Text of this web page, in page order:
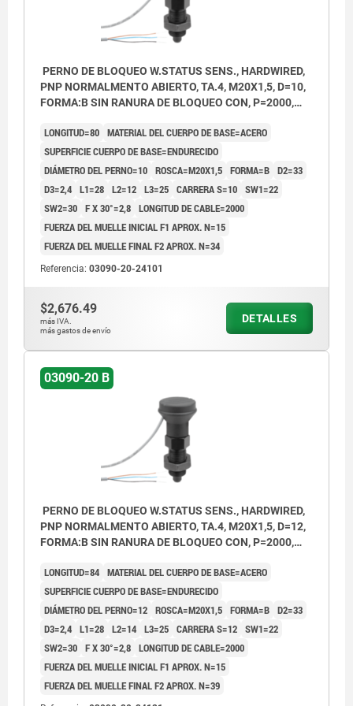
PERNO DE BLOQUEO W.STATUS SENS., HARDWIRED,
PNP NORMALMENTO ABIERTO, TA.4, M20X1,5, D=10,
FORMA:B SIN RANURA DE BLOQUEO CON, P=2000,
ANTRACITA RAL7021
LONGITUD=80 MATERIAL DEL CUERPO DE BASE=ACERO
SUPERFICIE CUERPO DE BASE=ENDURECIDO
DIÁMETRO DEL PERNO=10 ROSCA=M20X1,5 FORMA=B D2=33
D3=2,4 L1=28 L2=12 L3=25 CARRERA S=10 SW1=22
SW2=30 F X 30°=2,8 LONGITUD DE CABLE=2000
FUERZA DEL MUELLE INICIAL F1 APROX. N=15
FUERZA DEL MUELLE FINAL F2 APROX. N=34
Referencia: 03090-20-24101
$2,676.49
más IVA.
más gastos de envío
DETALLES
03090-20 B
PERNO DE BLOQUEO W.STATUS SENS., HARDWIRED,
PNP NORMALMENTO ABIERTO, TA.4, M20X1,5, D=12,
FORMA:B SIN RANURA DE BLOQUEO CON, P=2000,
ANTRACITA RAL7021
LONGITUD=84 MATERIAL DEL CUERPO DE BASE=ACERO
SUPERFICIE CUERPO DE BASE=ENDURECIDO
DIÁMETRO DEL PERNO=12 ROSCA=M20X1,5 FORMA=B D2=33
D3=2,4 L1=28 L2=14 L3=25 CARRERA S=12 SW1=22
SW2=30 F X 30°=2,8 LONGITUD DE CABLE=2000
FUERZA DEL MUELLE INICIAL F1 APROX. N=15
FUERZA DEL MUELLE FINAL F2 APROX. N=39